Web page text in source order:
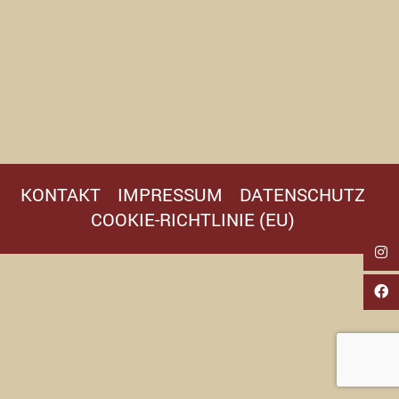
KONTAKT IMPRESSUM
DATENSCHUTZ
COOKIE-RICHTLINIE (EU)